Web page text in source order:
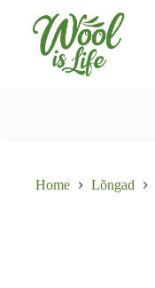
content
Home Lõngad